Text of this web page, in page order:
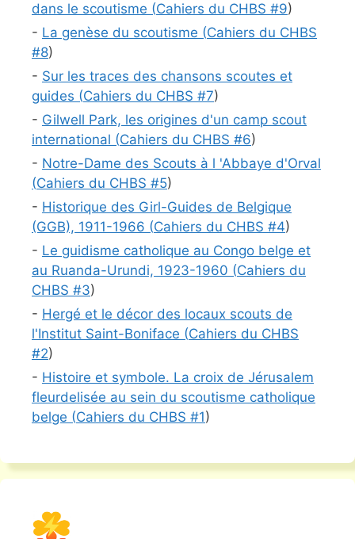
dans le scoutisme (Cahiers du CHBS #9)
- La genèse du scoutisme (Cahiers du CHBS
#8)
- Sur les traces des chansons scoutes et
guides (Cahiers du CHBS #7)
- Gilwell Park, les origines d'un camp scout
international (Cahiers du CHBS #6)
- Notre-Dame des Scouts à l 'Abbaye d'Orval
(Cahiers du CHBS #5)
- Historique des Girl-Guides de Belgique
(GGB), 1911-1966 (Cahiers du CHBS #4)
- Le guidisme catholique au Congo belge et
au Ruanda-Urundi, 1923-1960 (Cahiers du
CHBS #3)
- Hergé et le décor des locaux scouts de
l'Institut Saint-Boniface (Cahiers du CHBS
#2)
- Histoire et symbole. La croix de Jérusalem
fleurdelisée au sein du scoutisme catholique
belge (Cahiers du CHBS #1)